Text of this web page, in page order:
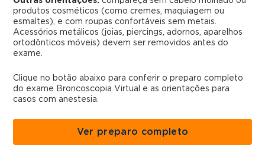
produtos cosméticos (como cremes, maquiagem ou
esmaltes), e com roupas confortáveis sem metais.
Acessórios metálicos (joias, piercings, adornos, aparelhos
ortodônticos móveis) devem ser removidos antes do
exame.
Clique no botão abaixo para conferir o preparo completo
do exame Broncoscopia Virtual e as orientações para
casos com anestesia.
Ver preparo completo